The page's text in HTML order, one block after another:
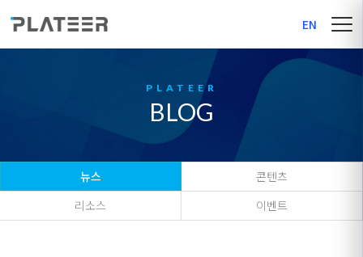
EN
BLOG
뉴스
콘텐츠
리소스
이벤트